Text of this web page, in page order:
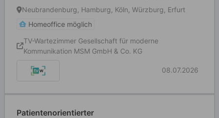
Neubrandenburg, Hamburg, Köln, Würzburg, Erfurt
Homeoffice möglich
TV-Wartezimmer Gesellschaft für moderne
Kommunikation MSM GmbH & Co. KG
08.07.2026
Patientenorientierter